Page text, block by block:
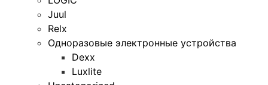
Juul
Relx
Одноразовые электронные устройства
Dexx
Luxlite